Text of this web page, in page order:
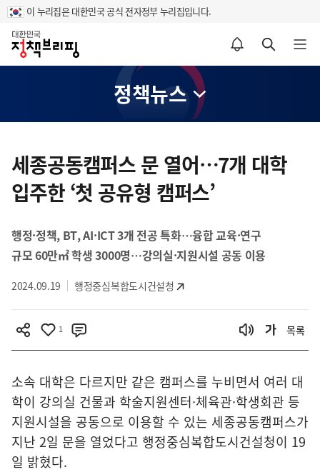
이 누리집은 대한민국 공식 전자정부 누리집입니다.
홈
알림설정 바로가기 검색 바로가기 메뉴 열기
정책뉴스
츠
영
세종공동캠퍼스 문 열어…7개 대학
입주한 ‘첫 공유형 캠퍼스’
행정·정책, BT, AI·ICT 3개 전공 특화…융합 교육·연구
규모 60만㎡ 학생 3000명…강의실·지원시설 공동 이용
2024.09.19 행정중심복합도시건설청
1 목록
소속 대학은 다르지만 같은 캠퍼스를 누비면서 여러 대
학이 강의실 건물과 학술지원센터·체육관·학생회관 등
지원시설을 공동으로 이용할 수 있는 세종공동캠퍼스가
지난 2일 문을 열었다고 행정중심복합도시건설청이 19
일 밝혔다.